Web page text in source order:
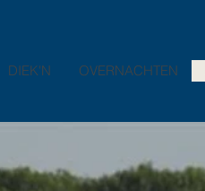
DIEK'N OVERNACHTEN